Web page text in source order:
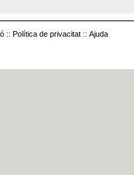
:: Política de privacitat :: Ajuda